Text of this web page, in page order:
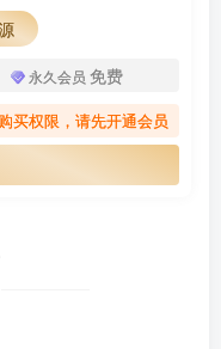
永久会员 免费
买权限，请先开通会员